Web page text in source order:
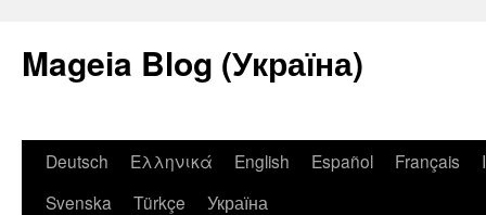
Mageia Blog (Україна)
Deutsch Ελληνικά English Español Français
Svenska
Türkçe Україна